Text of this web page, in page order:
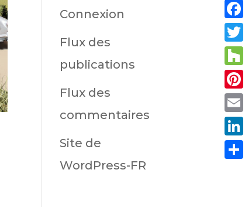
Connexion
Flux des
publications
Flux des
commentaires
Site de
WordPress-FR